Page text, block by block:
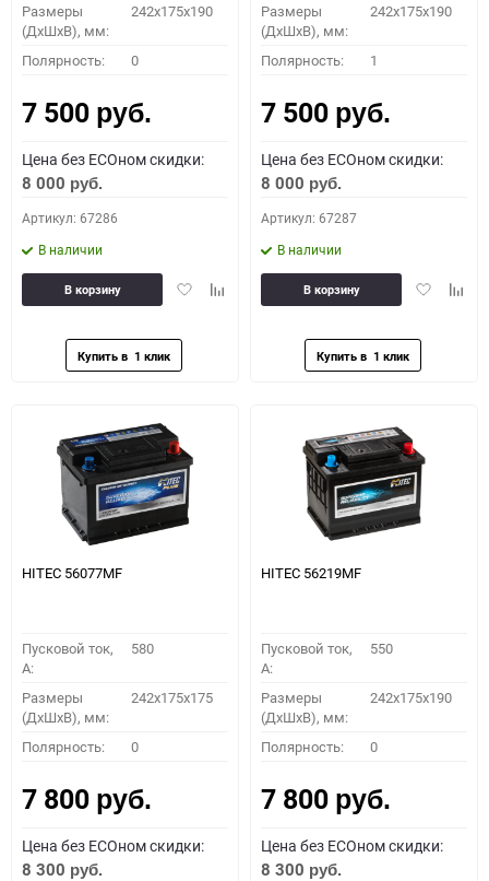
Размеры
(ДхШхВ), мм:
242x175x190
Полярность: 0
7 500 руб.
Цена без ECOном скидки:
8 000 руб.
Артикул: 67286
В наличии
ДобавитьДобавить
В корзину
Размеры
(ДхШхВ), мм:
242x175x190
Полярность: 1
7 500 руб.
Цена без ECOном скидки:
8 000 руб.
Артикул: 67287
В наличии
Добавить
В корзину
HITEC 56077MF
Пусковой ток,
A:
580
Размеры
(ДхШхВ), мм:
242x175x175
Полярность: 0
7 800 руб.
Цена без ECOном скидки:
8 300 руб.
HITEC 56219MF
Пусковой ток,
A:
550
Размеры
(ДхШхВ), мм:
242x175x190
Полярность: 0
7 800 руб.
Цена без ECOном скидки:
8 300 руб.